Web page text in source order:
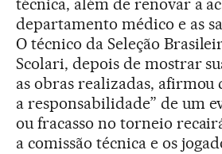
técnica, além de renovar a
departamento médico e as
O técnico da Seleção
Scolari, depois de mostrar
as obras realizadas, afirmou
a responsabilidade” de um
ou fracasso no torneio
a comissão técnica e os